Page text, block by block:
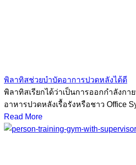
พิลาทิสช่วยบำบัดอาการปวดหลังได้ดี
พิลาทิสเรียกได้ว่าเป็นการออกกำลังก
อาหารปวดหลังเรื้อรังหรือชาว Office
Read More